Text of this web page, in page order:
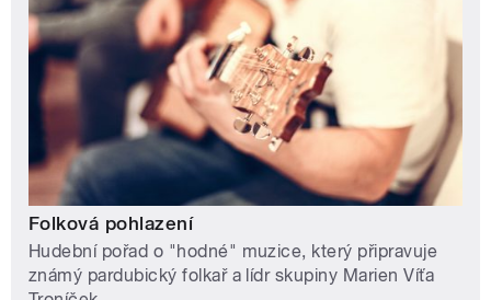
Folková pohlazení
Hudební pořad o "hodné" muzice, který připravuje
známý pardubický folkař a lídr skupiny Marien Víťa